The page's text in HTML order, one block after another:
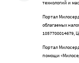
технологий и
Портал
облагаемых
1057700014679,
Портал
помощи